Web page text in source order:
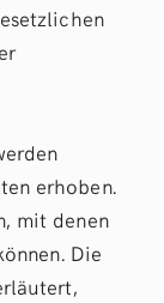
erhoben.
mit denen
Die